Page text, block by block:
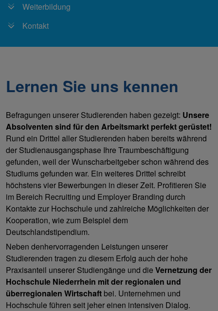
Weiterbildung
Kontakt
Lernen Sie uns kennen
Befragungen unserer Studierenden haben gezeigt: Unsere
Absolventen sind für den Arbeitsmarkt perfekt gerüstet!
Rund ein Drittel aller Studierenden haben bereits während
der Studienausgangsphase Ihre Traumbeschäftigung
gefunden, weil der Wunscharbeitgeber schon während des
Studiums gefunden war. Ein weiteres Drittel schreibt
höchstens vier Bewerbungen in dieser Zeit. Profitieren Sie
im Bereich Recruiting und Employer Branding durch
Kontakte zur Hochschule und zahlreiche Möglichkeiten der
Kooperation, wie zum Beispiel dem
Deutschlandstipendium.
Neben denhervorragenden Leistungen unserer
Studierenden tragen zu diesem Erfolg auch der hohe
Praxisanteil unserer Studiengänge und die Vernetzung der
Hochschule Niederrhein mit der regionalen und
überregionalen Wirtschaft bei. Unternehmen und
Hochschule führen seit jeher einen intensiven Dialog.